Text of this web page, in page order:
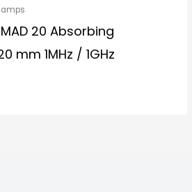
20 Absorbing
mm 1MHz / 1GHz